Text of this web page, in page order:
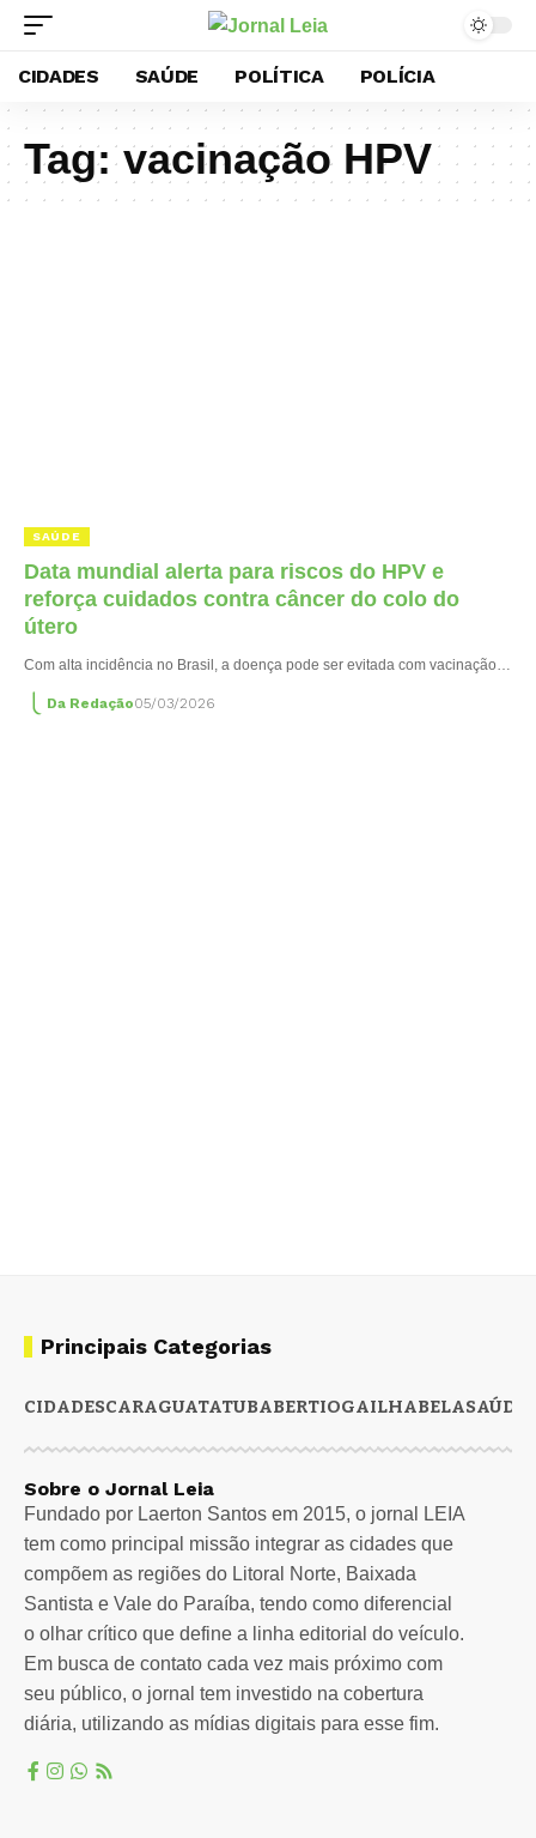
CIDADES SAÚDE POLÍTICA POLÍCIA
Tag:vacinação HPV
SAÚDE
Data mundial alerta para riscos do HPV e
reforça cuidados contra câncer do colo do
útero
Com alta incidência no Brasil, a doença pode ser evitada com vacinação…
Da Redação05/03/2026
Principais Categorias
CIDADESCARAGUATATUBABERTIOGAILHABELASAÚDE
Sobre o Jornal Leia
Fundado por Laerton Santos em 2015, o jornal LEIA
tem como principal missão integrar as cidades que
compõem as regiões do Litoral Norte, Baixada
Santista e Vale do Paraíba, tendo como diferencial
o olhar crítico que define a linha editorial do veículo.
Em busca de contato cada vez mais próximo com
seu público, o jornal tem investido na cobertura
diária, utilizando as mídias digitais para esse fim.